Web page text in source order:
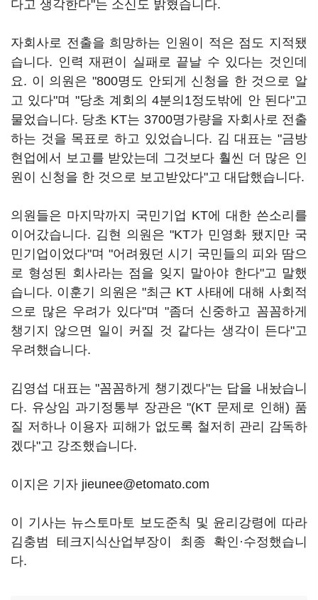
다고 생각한다"는 소신도 밝혔습니다.
자회사로 전출을 희망하는 인원이 적은 점도 지적됐
습니다. 인력 재편이 실패로 끝날 수 있다는 것인데
요. 이 의원은 "800명도 안되게 신청을 한 것으로 알
고 있다"며 "당초 계회의 4분의1정도밖에 안 된다"고
물었습니다. 당초 KT는 3700명가량을 자회사로 전출
하는 것을 목표로 하고 있었습니다. 김 대표는 "금방
현업에서 보고를 받았는데 그것보다 훨씬 더 많은 인
원이 신청을 한 것으로 보고받았다"고 대답했습니다.
의원들은 마지막까지 국민기업 KT에 대한 쓴소리를
이어갔습니다. 김현 의원은 "KT가 민영화 됐지만 국
민기업이었다"며 "어려웠던 시기 국민들의 피와 땀으
로 형성된 회사라는 점을 잊지 말아야 한다"고 말했
습니다. 이훈기 의원은 "최근 KT 사태에 대해 사회적
으로 많은 우려가 있다"며 "좀더 신중하고 꼼꼼하게
챙기지 않으면 일이 커질 것 같다는 생각이 든다"고
우려했습니다.
김영섭 대표는 "꼼꼼하게 챙기겠다"는 답을 내놨습니
다. 유상임 과기정통부 장관은 "(KT 문제로 인해) 품
질 저하나 이용자 피해가 없도록 철저히 관리 감독하
겠다"고 강조했습니다.
이지은 기자 jieunee@etomato.com
이 기사는 뉴스토마토 보도준칙 및 윤리강령에 따라
김충범 테크지식산업부장이 최종 확인·수정했습니
다.